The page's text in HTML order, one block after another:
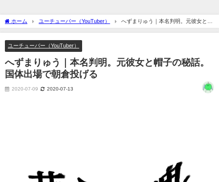
ホーム ユーチューバー（YouTuber）
へずまりゅう｜本名判明。元彼女と帽
子の秘話。国体出場で朝倉投げる
ユーチューバー（YouTuber）
へずまりゅう｜本名判明。元彼女と帽子の秘話。
国体出場で朝倉投げる
2020-07-09 2020-07-13